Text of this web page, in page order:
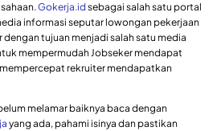
Gokerja.id sebagai salah satu portal
informasi seputar lowongan pekerjaan
dengan tujuan menjadi salah satu media
mempermudah Jobseker mendapat
rekruiter mendapatkan
melamar baiknya baca dengan
yang ada, pahami isinya dan pastikan